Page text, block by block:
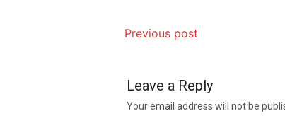
Previous post
Leave a Reply
Your email address will not be